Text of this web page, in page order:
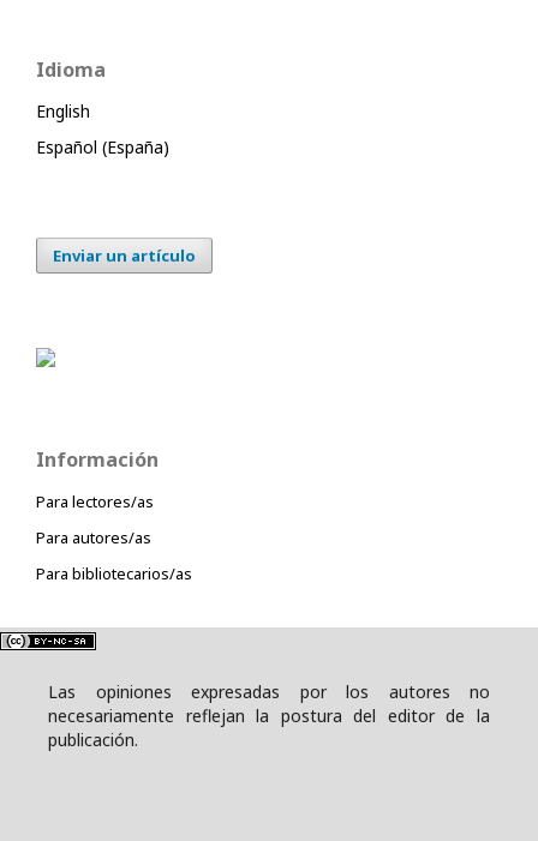
Idioma
English
Español (España)
Enviar un artículo
Información
Para lectores/as
Para autores/as
Para bibliotecarios/as
Las opiniones expresadas por los autores no
necesariamente reflejan la postura del editor de la
publicación.